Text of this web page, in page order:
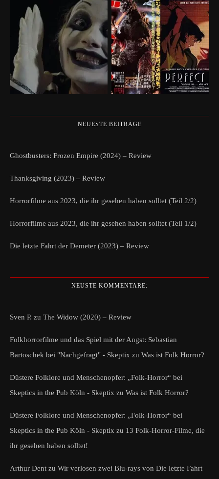
NEUESTE BEITRÄGE
Ghostbusters: Frozen Empire (2024) – Review
Thanksgiving (2023) – Review
Horrorfilme aus 2023, die ihr gesehen haben solltet (Teil 2/2)
Horrorfilme aus 2023, die ihr gesehen haben solltet (Teil 1/2)
Die letzte Fahrt der Demeter (2023) – Review
NEUSTE KOMMENTARE:
Sven P. zu The Widow (2020) – Review
Folkhorrorfilme und das Spiel mit der Angst: Sebastian
Bartoschek bei "Nachgefragt" - Skeptix zu Was ist Folk Horror?
Düstere Folklore und Menschenopfer: „Folk-Horror“ bei
Skeptics in the Pub Köln - Skeptix zu Was ist Folk Horror?
Düstere Folklore und Menschenopfer: „Folk-Horror“ bei
Skeptics in the Pub Köln - Skeptix zu 13 Folk-Horror-Filme, die
ihr gesehen haben solltet!
Arthur Dent zu Wir verlosen zwei Blu-rays von Die letzte Fahrt